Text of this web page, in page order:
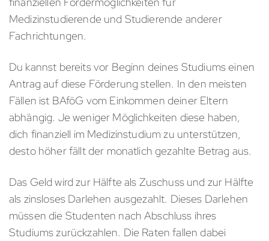
Medizinstudierende und Studierende anderer
Fachrichtungen.
Du kannst bereits vor Beginn deines Studiums einen
Antrag auf diese Förderung stellen. In den meisten
Fällen ist BAföG vom Einkommen deiner Eltern
abhängig. Je weniger Möglichkeiten diese haben,
dich finanziell im Medizinstudium zu unterstützen,
desto höher fällt der monatlich gezahlte Betrag aus.
Das Geld wird zur Hälfte als Zuschuss und zur Hälfte
als zinsloses Darlehen ausgezahlt. Dieses Darlehen
müssen die Studenten nach Abschluss ihres
Studiums zurückzahlen. Die Raten fallen dabei